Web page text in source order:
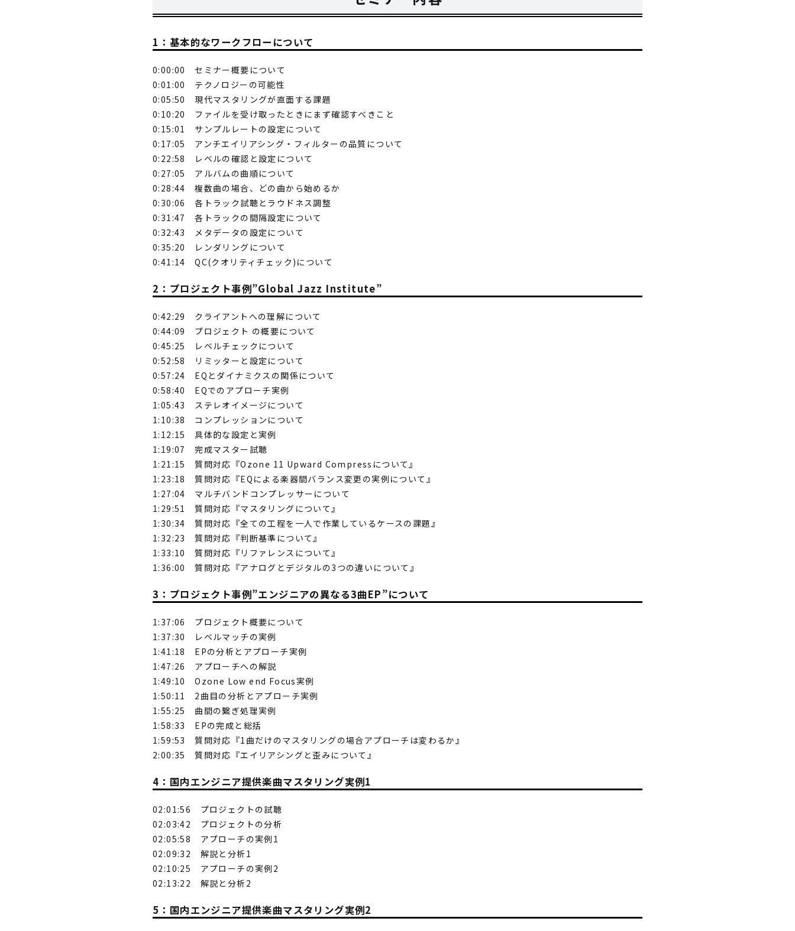
1：基本的なワークフローについて
0:00:00 セミナー概要について
0:01:00 テクノロジーの可能性
0:05:50 現代マスタリングが直面する課題
0:10:20 ファイルを受け取ったときにまず確認すべきこと
0:15:01 サンプルレートの設定について
0:17:05 アンチエイリアシング・フィルターの品質について
0:22:58 レベルの確認と設定について
0:27:05 アルバムの曲順について
0:28:44 複数曲の場合、どの曲から始めるか
0:30:06 各トラック試聴とラウドネス調整
0:31:47 各トラックの間隔設定について
0:32:43 メタデータの設定について
0:35:20 レンダリングについて
0:41:14 QC(クオリティチェック)について
2：プロジェクト事例”Global Jazz Institute”
0:42:29 クライアントへの理解について
0:44:09 プロジェクト の概要について
0:45:25 レベルチェックについて
0:52:58 リミッターと設定について
0:57:24 EQとダイナミクスの関係について
0:58:40 EQでのアプローチ実例
1:05:43 ステレオイメージについて
1:10:38 コンプレッションについて
1:12:15 具体的な設定と実例
1:19:07 完成マスター試聴
1:21:15 質問対応『Ozone 11 Upward Compressについて』
1:23:18 質問対応『EQによる楽器間バランス変更の実例について』
1:27:04 マルチバンドコンプレッサーについて
1:29:51 質問対応『マスタリングについて』
1:30:34 質問対応『全ての工程を一人で作業しているケースの課題』
1:32:23 質問対応『判断基準について』
1:33:10 質問対応『リファレンスについて』
1:36:00 質問対応『アナログとデジタルの3つの違いについて』
3：プロジェクト事例”エンジニアの異なる3曲EP”について
1:37:06 プロジェクト概要について
1:37:30 レベルマッチの実例
1:41:18 EPの分析とアプローチ実例
1:47:26 アプローチへの解説
1:49:10 Ozone Low end Focus実例
1:50:11 2曲目の分析とアプローチ実例
1:55:25 曲間の繋ぎ処理実例
1:58:33 EPの完成と総括
1:59:53 質問対応『1曲だけのマスタリングの場合アプローチは変わるか』
2:00:35 質問対応『エイリアシングと歪みについて』
4：国内エンジニア提供楽曲マスタリング実例1
02:01:56 プロジェクトの試聴
02:03:42 プロジェクトの分析
02:05:58 アプローチの実例1
02:09:32 解説と分析1
02:10:25 アプローチの実例2
02:13:22 解説と分析2
5：国内エンジニア提供楽曲マスタリング実例2